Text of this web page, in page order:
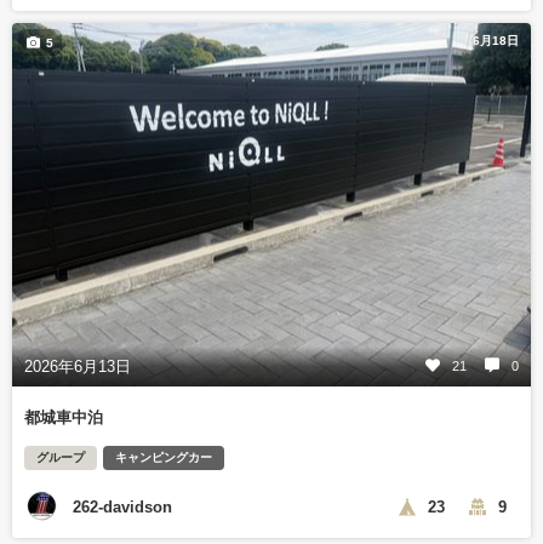
6月18日
2026年6月13日 21 0
5
都城車中泊
グループ キャンピングカー
262-davidson 23 9